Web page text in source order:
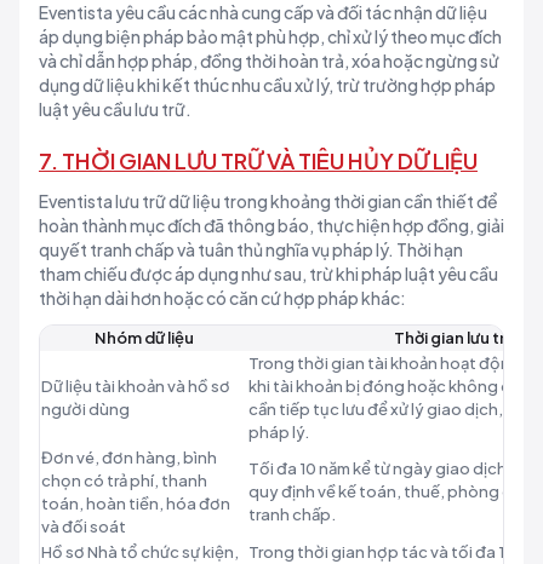
Eventista yêu cầu các nhà cung cấp và đối tác nhận dữ liệu
áp dụng biện pháp bảo mật phù hợp, chỉ xử lý theo mục đích
và chỉ dẫn hợp pháp, đồng thời hoàn trả, xóa hoặc ngừng sử
dụng dữ liệu khi kết thúc nhu cầu xử lý, trừ trường hợp pháp
luật yêu cầu lưu trữ.
7. THỜI GIAN LƯU TRỮ VÀ TIÊU HỦY DỮ LIỆU
Eventista lưu trữ dữ liệu trong khoảng thời gian cần thiết để
hoàn thành mục đích đã thông báo, thực hiện hợp đồng, giải
quyết tranh chấp và tuân thủ nghĩa vụ pháp lý. Thời hạn
tham chiếu được áp dụng như sau, trừ khi pháp luật yêu cầu
thời hạn dài hơn hoặc có căn cứ hợp pháp khác:
Nhóm dữ liệu Thời gian lưu trữ dự
Dữ liệu tài khoản và hồ sơ
người dùng
Trong thời gian tài khoản hoạt động
khi tài khoản bị đóng hoặc không còn
cần tiếp tục lưu để xử lý giao dịch,
pháp lý.
Đơn vé, đơn hàng, bình
chọn có trả phí, thanh
toán, hoàn tiền, hóa đơn
và đối soát
Tối đa 10 năm kể từ ngày giao dịch
quy định về kế toán, thuế, phòng
tranh chấp.
Hồ sơ Nhà tổ chức sự kiện,
Trong thời gian hợp tác và tối đa 10